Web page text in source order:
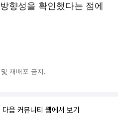
향성을 확인했다는 점에
재배포 금지.
음 커뮤니티 웹에서 보기